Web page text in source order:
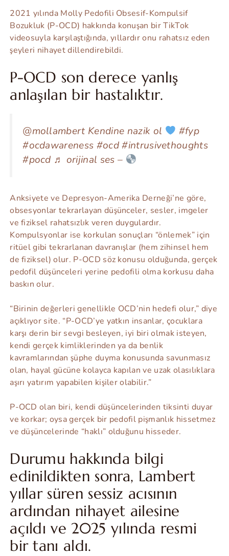
2021 yılında Molly Pedofili Obsesif-Kompulsif
Bozukluk (P-OCD) hakkında konuşan bir TikTok
videosuyla karşılaştığında, yıllardır onu rahatsız eden
şeyleri nihayet dillendirebildi.
P-OCD son derece yanlış
anlaşılan bir hastalıktır.
@mollambert Kendine nazik ol
#fyp
#ocdawareness #ocd #intrusivethoughts
#pocd ♬ orijinal ses –
Anksiyete ve Depresyon-Amerika Derneği’ne göre,
obsesyonlar tekrarlayan düşünceler, sesler, imgeler
ve fiziksel rahatsızlık veren duygulardır.
Kompulsyonlar ise korkulan sonuçları “önlemek” için
ritüel gibi tekrarlanan davranışlar (hem zihinsel hem
de fiziksel) olur. P-OCD söz konusu olduğunda, gerçek
pedofil düşünceleri yerine pedofili olma korkusu daha
baskın olur.
“Birinin değerleri genellikle OCD’nin hedefi olur,” diye
açıklıyor site. “P-OCD’ye yatkın insanlar, çocuklara
karşı derin bir sevgi besleyen, iyi biri olmak isteyen,
kendi gerçek kimliklerinden ya da benlik
kavramlarından şüphe duyma konusunda savunmasız
olan, hayal gücüne kolayca kapılan ve uzak olasılıklara
aşırı yatırım yapabilen kişiler olabilir.”
P-OCD olan biri, kendi düşüncelerinden tiksinti duyar
ve korkar; oysa gerçek bir pedofil pişmanlık hissetmez
ve düşüncelerinde “haklı” olduğunu hisseder.
Durumu hakkında bilgi
edinildikten sonra, Lambert
yıllar süren sessiz acısının
ardından nihayet ailesine
açıldı ve 2025 yılında resmi
bir tanı aldı.